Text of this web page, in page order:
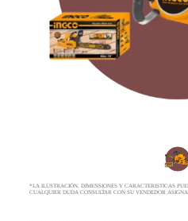
*LA ILUSTRACIÓN, DIMENSIONES Y CARACTERISTICAS
CUALQUIER DUDA CONSULTAR CON SU VENDEDOR